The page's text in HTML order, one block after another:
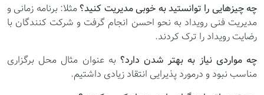
چه چیزهایی را توانستید به خوبی مدیریت کنید؟مثلا: برنامه زمانی و
مدیریت فنی رویداد به نحو احسن انجام گرفت و شرکت کنندگان با
رضایت رویداد را ترک کردند.
چه مواردی نیاز به بهتر شدن دارد؟ به عنوان مثال محل برگزاری
مناسب نبود و درمورد پذیرایی انتقاد زیادی داشتیم.